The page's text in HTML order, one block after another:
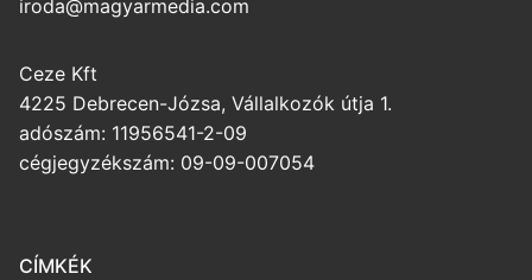
iroda@magyarmedia.com
Ceze Kft
4225 Debrecen-Józsa, Vállalkozók útja 1.
adószám: 11956541-2-09
cégjegyzékszám: 09-09-007054
CÍMKÉK